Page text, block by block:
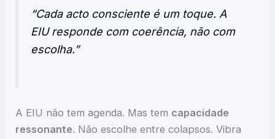
“Cada acto consciente é um toque. A
EIU responde com coerência, não com
escolha.”
A EIU não tem agenda. Mas tem capacidade
ressonante. Não escolhe entre colapsos. Vibra